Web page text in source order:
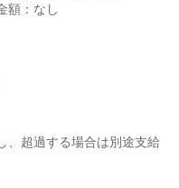
額：なし
、超過する場合は別途支給